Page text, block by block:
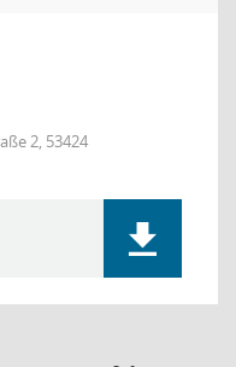
2, 53424